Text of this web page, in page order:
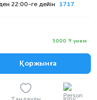
5000 ₸ үнем
Қоржынға
1717
22:00-ге дейін